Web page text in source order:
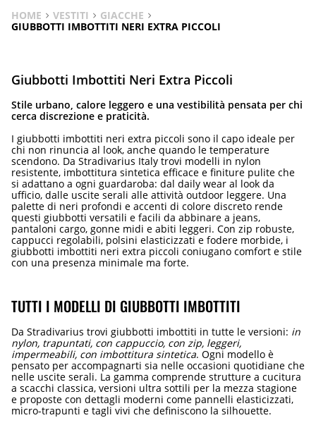
HOME VESTITI
GIACCHE
GIUBBOTTI IMBOTTITI NERI EXTRA PICCOLI
Giubbotti Imbottiti Neri Extra Piccoli
Stile urbano, calore leggero e una vestibilità pensata per chi
cerca discrezione e praticità.
I giubbotti imbottiti neri extra piccoli sono il capo ideale per
chi non rinuncia al look, anche quando le temperature
scendono. Da Stradivarius Italy trovi modelli in nylon
resistente, imbottitura sintetica efficace e finiture pulite che
si adattano a ogni guardaroba: dal daily wear al look da
ufficio, dalle uscite serali alle attività outdoor leggere. Una
palette di neri profondi e accenti di colore discreto rende
questi giubbotti versatili e facili da abbinare a jeans,
pantaloni cargo, gonne midi e abiti leggeri. Con zip robuste,
cappucci regolabili, polsini elasticizzati e fodere morbide, i
giubbotti imbottiti neri extra piccoli coniugano comfort e stile
con una presenza minimale ma forte.
TUTTI I MODELLI DI GIUBBOTTI IMBOTTITI
Da Stradivarius trovi giubbotti imbottiti in tutte le versioni: in
nylon, trapuntati, con cappuccio, con zip, leggeri,
impermeabili, con imbottitura sintetica. Ogni modello è
pensato per accompagnarti sia nelle occasioni quotidiane che
nelle uscite serali. La gamma comprende strutture a cucitura
a scacchi classica, versioni ultra sottili per la mezza stagione
e proposte con dettagli moderni come pannelli elasticizzati,
micro-trapunti e tagli vivi che definiscono la silhouette.